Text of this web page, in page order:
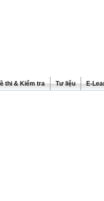
thi & Kiểm tra Tư liệu E-